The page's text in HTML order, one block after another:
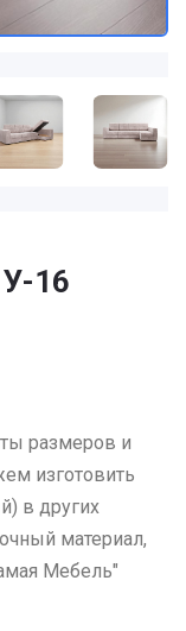
16
размеров и
изготовить
в других
материал,
Мебель"